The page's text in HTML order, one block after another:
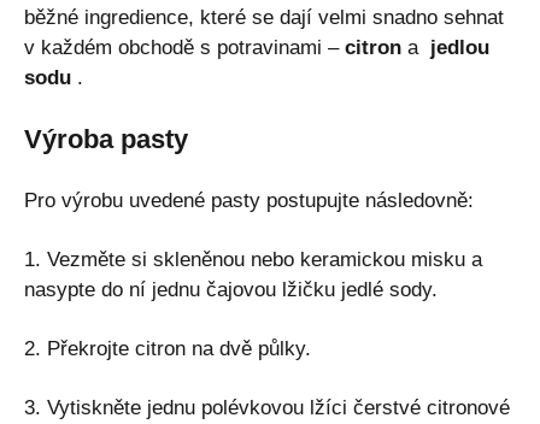
běžné ingredience, které se dají velmi snadno sehnat
v každém obchodě s potravinami – citron a jedlou
sodu .
Výroba pasty
Pro výrobu uvedené pasty postupujte následovně:
1. Vezměte si skleněnou nebo keramickou misku a
nasypte do ní jednu čajovou lžičku jedlé sody.
2. Překrojte citron na dvě půlky.
3. Vytiskněte jednu polévkovou lžíci čerstvé citronové